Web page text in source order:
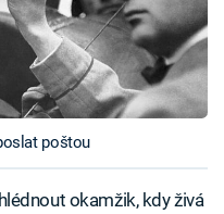
poštou
okamžik, kdy živá